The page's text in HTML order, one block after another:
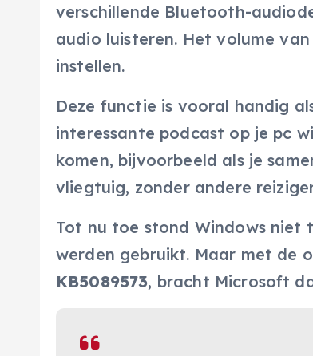
verschillende Bluetooth-
audio luisteren. Het volume
instellen.
Deze functie is vooral handig
interessante podcast op je pc
komen, bijvoorbeeld als je
vliegtuig, zonder andere
Tot nu toe stond Windows
werden gebruikt. Maar met de
KB5089573, bracht Microsoft